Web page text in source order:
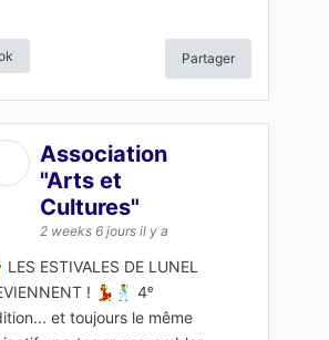
Partager
Association
"Arts et
Cultures"
2 weeks 6 jours il y a
LES ESTIVALES DE LUNEL
! 💃🕺 4ᵉ
et toujours le même